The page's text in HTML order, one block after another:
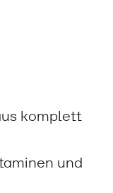
komplett
und